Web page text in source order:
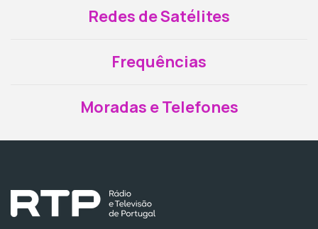
Redes de Satélites
Frequências
Moradas e Telefones